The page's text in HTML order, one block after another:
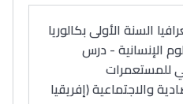
السنة الأولى بكالوريا
الإنسانية - درس
للمستعمرات
والاجتماعية (إفريقيا